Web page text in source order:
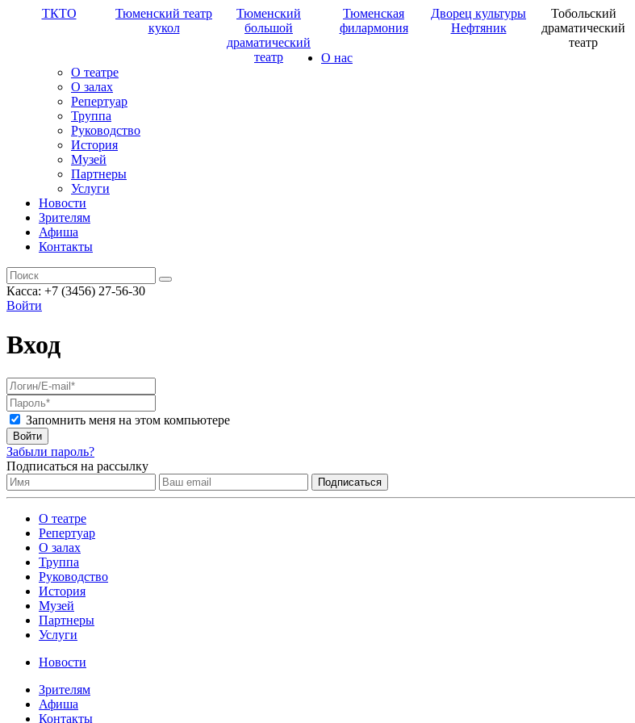
ТКТО
Тюменский театр
кукол
Тюменский
большой
драматический
театр
Тюменская
филармония
Дворец культуры
Нефтяник
Тобольский
драматический
театр
О нас
О театре
О залах
Репертуар
Труппа
Руководство
История
Музей
Партнеры
Услуги
Новости
Зрителям
Афиша
Контакты
Касса: +7 (3456) 27-56-30
Войти
Вход
Запомнить меня на этом компьютере
Войти
Забыли пароль?
Подписаться на рассылку
О театре
Репертуар
О залах
Труппа
Руководство
История
Музей
Партнеры
Услуги
Новости
Зрителям
Афиша
Контакты